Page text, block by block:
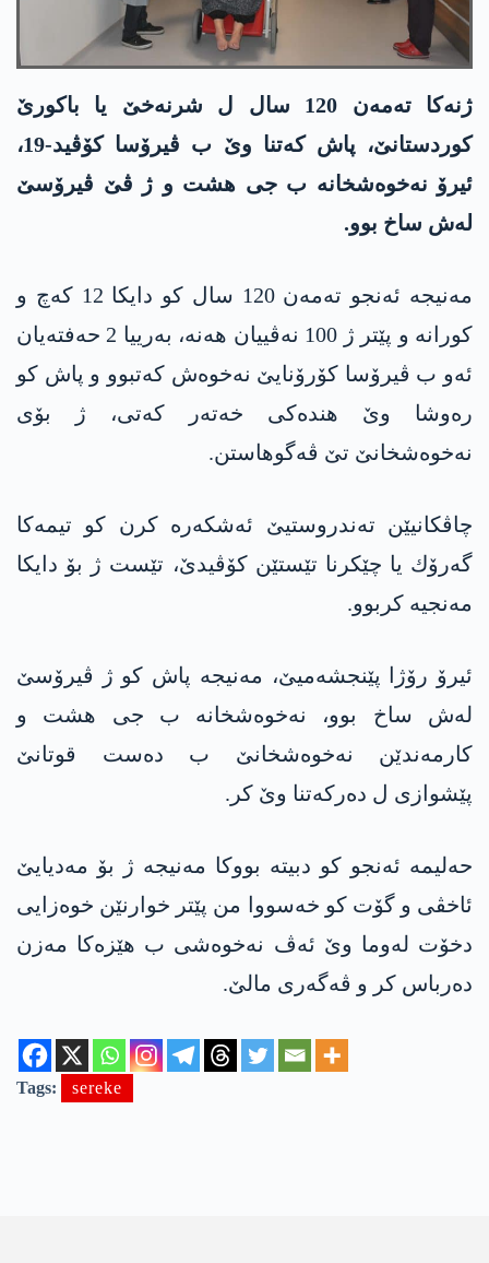
ژنه‌كا‌ ته‌مه‌ن 120 سال ل شرنه‌خێ یا باكورێ
كوردستانێ، پاش كه‌تنا وێ ب ڤیرۆسا كۆڤید-19،
ئیرۆ نه‌خوه‌شخانه‌ ب جی هشت و ژ ڤێ ڤیرۆسێ
له‌ش ساخ بوو.
مه‌نیجه‌ ئه‌نجو ته‌مه‌ن 120 سال كو دایكا 12 كه‌چ و
كورانه‌ و پێتر ژ 100 نه‌ڤییان هه‌نه‌، به‌رییا 2 حه‌فته‌یان
ئه‌و ب ڤیرۆسا كۆرۆنایێ نه‌خوه‌ش كه‌تبوو و پاش كو
ره‌وشا وێ هنده‌كی خه‌ته‌ر كه‌تی، ژ بۆی
نه‌خوه‌شخانێ تێ ڤه‌گوهاستن.
چاڤكانیێن ته‌ندروستیێ ئه‌شكه‌ره‌ كرن كو تیمه‌كا
گه‌رۆك یا چێكرنا تێستێن كۆڤیدێ، تێست ژ بۆ دایكا
مه‌نجیه‌ كربوو.
ئیرۆ رۆژا پێنجشه‌میێ، مه‌نیجه‌ پاش كو ژ ڤیرۆسێ
له‌ش ساخ بوو، نه‌خوه‌شخانه‌ ب جی هشت و
كارمه‌ندێن نه‌خوه‌شخانێ ب ده‌ست قوتانێ
پێشوازی ل ده‌ركه‌تنا وێ كر.
حه‌لیمه‌ ئه‌نجو كو دبیته‌ بووكا مه‌نیجه‌ ژ بۆ مه‌دیایێ
ئاخڤی و گۆت كو خه‌سووا من پێتر خوارنێن خوه‌زایی
دخۆت له‌وما وێ ئه‌ڤ نه‌خوه‌شی ب هێزه‌كا مه‌زن
ده‌رباس كر و ڤه‌گه‌ری مالێ.
Tags: sereke